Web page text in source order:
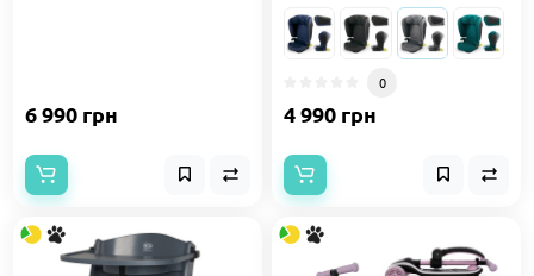
6 990 грн
0
4 990 грн